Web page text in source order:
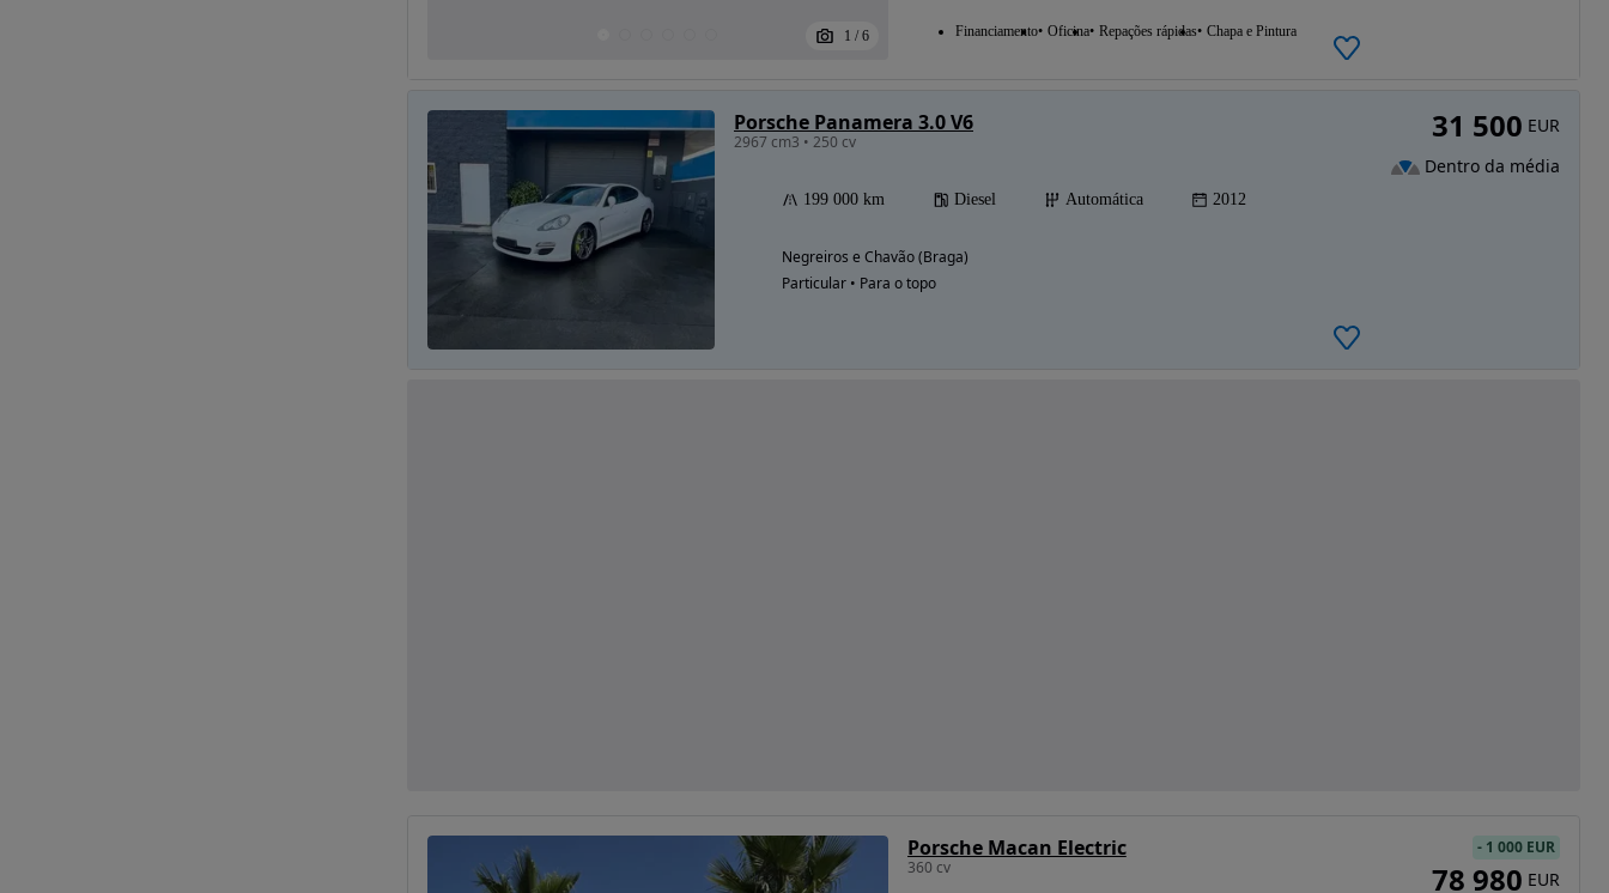
1 / 6 Financiamento Oficina Repações rápidas Chapa e Pintura
Porsche Panamera 3.0 V6
2967 cm3 • 250 cv
199 000 km Diesel Automática 2012
Negreiros e Chavão (Braga)
Particular • Para o topo
31 500 EUR
Dentro da média
Porsche Macan Electric
360 cv
- 1 000 EUR
78 980 EUR